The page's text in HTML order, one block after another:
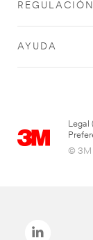
REGULACIÓN
AYUDA
© 3M